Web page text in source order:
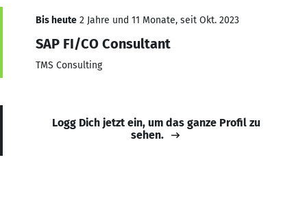
Bis heute 2 Jahre und 11 Monate, seit Okt. 2023
SAP FI/CO Consultant
TMS Consulting
Logg Dich jetzt ein, um das ganze Profil zu
sehen.